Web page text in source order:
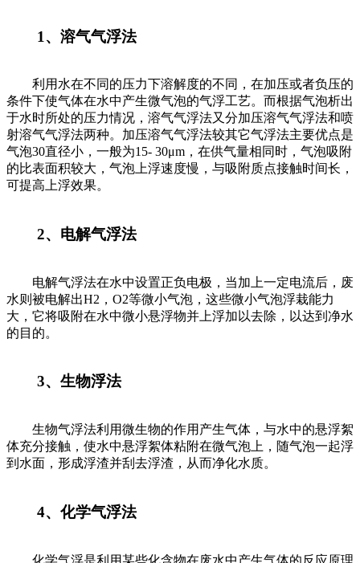
1、溶气气浮法
利用水在不同的压力下溶解度的不同，在加压或者负压的
条件下使气体在水中产生微气泡的气浮工艺。而根据气泡析出
于水时所处的压力情况，溶气气浮法又分加压溶气气浮法和喷
射溶气气浮法两种。加压溶气气浮法较其它气浮法主要优点是
气泡30直径小，一般为15- 30μm，在供气量相同时，气泡吸附
的比表面积较大，气泡上浮速度慢，与吸附质点接触时间长，
可提高上浮效果。
2、电解气浮法
电解气浮法在水中设置正负电极，当加上一定电流后，废
水则被电解出H2，O2等微小气泡，这些微小气泡浮栽能力
大，它将吸附在水中微小悬浮物并上浮加以去除，以达到净水
的目的。
3、生物浮法
生物气浮法利用微生物的作用产生气体，与水中的悬浮絮
体充分接触，使水中悬浮絮体粘附在微气泡上，随气泡一起浮
到水面，形成浮渣并刮去浮渣，从而净化水质。
4、化学气浮法
化学气浮是利用某些化含物在废水中产生气体的反应原理